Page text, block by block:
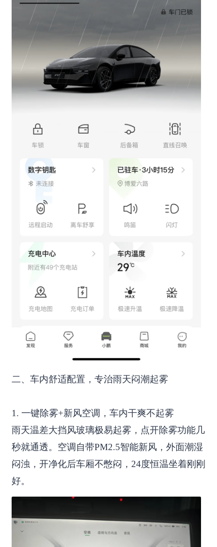
二、车内舒适配置，专治雨天闷潮起雾
1. 一键除雾+新风空调，车内干爽不起雾
雨天温差大挡风玻璃极易起雾，点开除雾功能几
秒就通透。空调自带PM2.5智能新风，外面潮湿
闷浊，开净化后车厢不憋闷，24度恒温坐着刚刚
好。